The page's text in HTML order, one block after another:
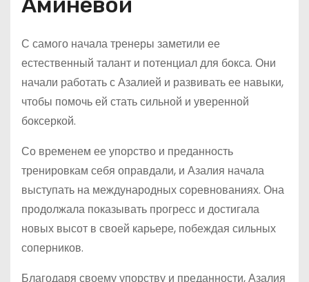
С самого начала тренеры заметили ее
естественный талант и потенциал для бокса. Они
начали работать с Азалией и развивать ее навыки,
чтобы помочь ей стать сильной и уверенной
боксеркой.
Со временем ее упорство и преданность
тренировкам себя оправдали, и Азалия начала
выступать на международных соревнованиях. Она
продолжала показывать прогресс и достигала
новых высот в своей карьере, побеждая сильных
соперников.
Благодаря своему упорству и преданности, Азалия